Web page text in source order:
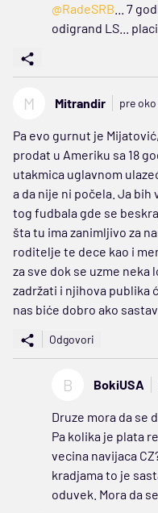
@RadeSRB ... 7
odigrand LS...
M Mitrandir pre
Pa evo gurnut je
prodat u Ameriku sa 18
utakmica uglavnom
a da nije ni počela. Ja
tog fudbala gde se
šta tu ima zanimljivo za
roditelje te dece kao i
za sve dok se uzme neka
zadržati i njihova publika
nas biće dobro ako
Odgovori
B BokiUSA
Druze mora da se
Pa kolika je plata
vecina navijaca
kradjama to je
oduvek. Mora da